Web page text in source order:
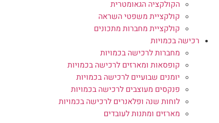
הקולקציה הגאומטרית
קולקציית משפטי השראה
קולקציית מחברות מתכונים
רכישה בכמויות
מחברות לרכישה בכמויות
קופסאות ומארזים לרכישה בכמויות
יומנים שבועיים לרכישה בכמויות
פנקסים מעוצבים לרכישה בכמויות
לוחות שנה ופלאנרים לרכישה בכמויות
מארזים ומתנות לעובדים